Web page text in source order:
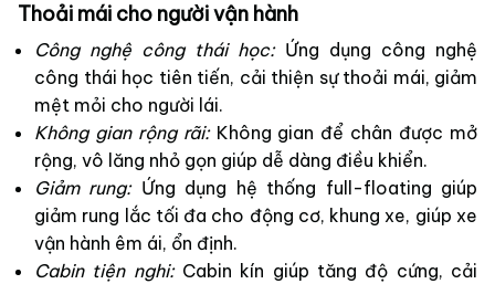
Thoải mái cho người vận hành
Công nghệ công thái học:Ứng dụng công nghệ
công thái học tiên tiến, cải thiện sự thoải mái, giảm
mệt mỏi cho người lái.
Không gian rộng rãi:Không gian để chân được mở
rộng, vô lăng nhỏ gọn giúp dễ dàng điều khiển.
Giảm rung:Ứng dụng hệ thống full-floating giúp
giảm rung lắc tối đa cho động cơ, khung xe, giúp xe
vận hành êm ái, ổn định.
Cabin tiện nghi:Cabin kín giúp tăng độ cứng, cải